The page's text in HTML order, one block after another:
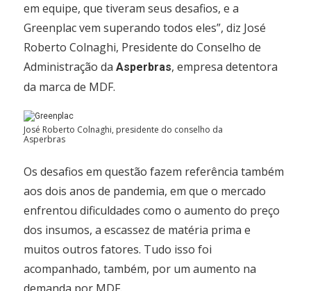
em equipe, que tiveram seus desafios, e a
Greenplac vem superando todos eles”, diz José
Roberto Colnaghi, Presidente do Conselho de
Administração daAsperbras, empresa detentora
da marca de MDF.
José Roberto Colnaghi, presidente do conselho da
Asperbras
Os desafios em questão fazem referência também
aos dois anos de pandemia, em que o mercado
enfrentou dificuldades como o aumento do preço
dos insumos, a escassez de matéria prima e
muitos outros fatores. Tudo isso foi
acompanhado, também, por um aumento na